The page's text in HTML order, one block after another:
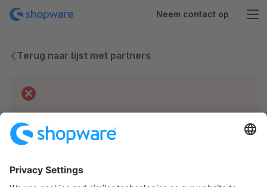
Neem contact op
Terug naar lijst met partners
We hebben geen gegevens voor deze partner.